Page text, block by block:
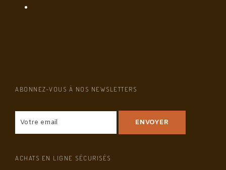
ABONNEZ-VOUS À NOS NEWSLETTERS
ACHATS EN LIGNE SÉCURISÉS